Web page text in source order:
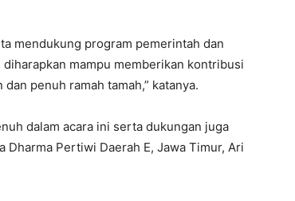
mendukung program pemerintah dan
mampu memberikan kontribusi
penuh ramah tamah,” katanya.
dalam acara ini serta dukungan juga
Pertiwi Daerah E, Jawa Timur, Ari